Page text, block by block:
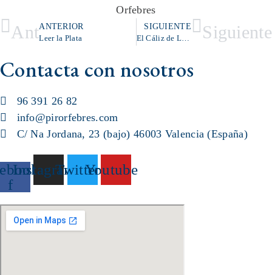
AntANTERIOR
Leer la Plata
SIGUIENTE
El Cáliz de Lampedusa Siguiente
Contacta con nosotros
96 391 26 82
info@pirorfebres.com
C/ Na Jordana, 23 (bajo) 46003 Valencia (España)
f
InstagramTwitterYoutube